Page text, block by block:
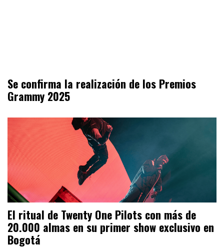
Se confirma la realización de los Premios
Grammy 2025
El ritual de Twenty One Pilots con más de
20.000 almas en su primer show exclusivo en
Bogotá